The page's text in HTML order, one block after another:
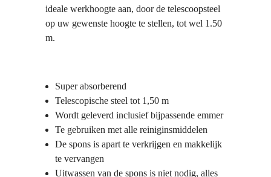
ideale werkhoogte aan, door de telescoopsteel
op uw gewenste hoogte te stellen, tot wel 1.50
m.
Super absorberend
Telescopische steel tot 1,50 m
Wordt geleverd inclusief bijpassende emmer
Te gebruiken met alle reiniginsmiddelen
De spons is apart te verkrijgen en makkelijk
te vervangen
Uitwassen van de spons is niet nodig, alles